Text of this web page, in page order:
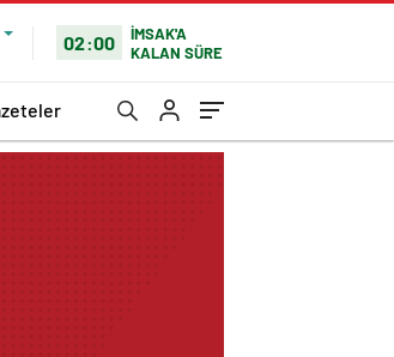
02:00
İMSAK'A
KALAN SÜRE